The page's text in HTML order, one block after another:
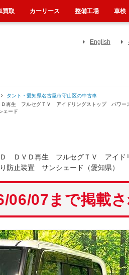
English
タント・愛知県名古屋市守山区の中古車
生 フルセグＴＶ アイドリングストップ パワー
ェード
ＶＤ再生 フルセグＴＶ アイド
止装置 サンシェード（愛知県）
06/07まで掲載
買取 カーリース 整備工場 車検